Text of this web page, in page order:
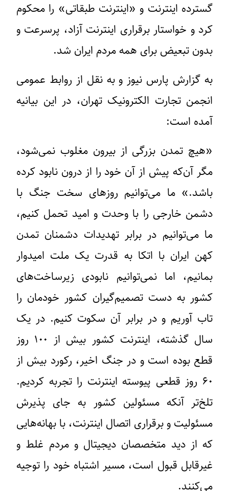
گسترده اینترنت و «اینترنت طبقاتی» را محکوم
کرد و خواستار برقراری اینترنت آزاد، پرسرعت و
بدون تبعیض برای همه مردم ایران شد.
به گزارش پارس نیوز و به نقل از روابط عمومی
انجمن تجارت الکترونیک تهران، در این بیانیه
آمده است:
«هیچ تمدن بزرگی از بیرون مغلوب نمی‌شود،
مگر آن‌که پیش از آن خود را از درون نابود کرده
باشد.» ما می‌توانیم روزهای سخت جنگ با
دشمن خارجی را با وحدت و امید تحمل کنیم،
ما می‌توانیم در برابر تهدیدات دشمنان تمدن
کهن ایران با اتکا به قدرت یک ملت امیدوار
بمانیم، اما نمی‌توانیم نابودی زیرساخت‌های
کشور به دست تصمیم‌گیران کشور خودمان را
تاب آوریم و در برابر آن سکوت کنیم. در یک
سال گذشته، اینترنت کشور بیش از ۱۰۰ روز
قطع بوده است و در جنگ اخیر، رکورد بیش از
۶۰ روز قطعی پیوسته اینترنت را تجربه کردیم.
تلخ‌تر آنکه مسئولین کشور به جای پذیرش
مسئولیت و برقراری اتصال اینترنت، با بهانه‌هایی
که از دید متخصصان دیجیتال و مردم غلط و
غیرقابل قبول است، مسیر اشتباه خود را توجیه
می‌کنند.